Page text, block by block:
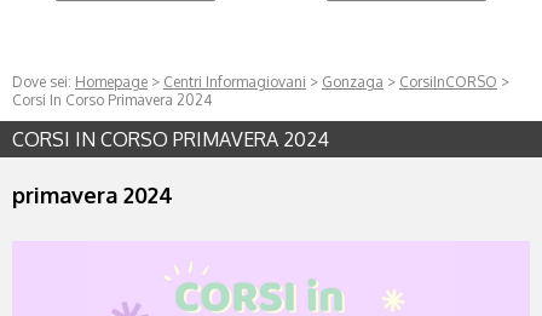
Dove sei: Homepage > Centri Informagiovani > Gonzaga > CorsiInCORSO >
Corsi In Corso Primavera 2024
CORSI IN CORSO PRIMAVERA 2024
primavera 2024